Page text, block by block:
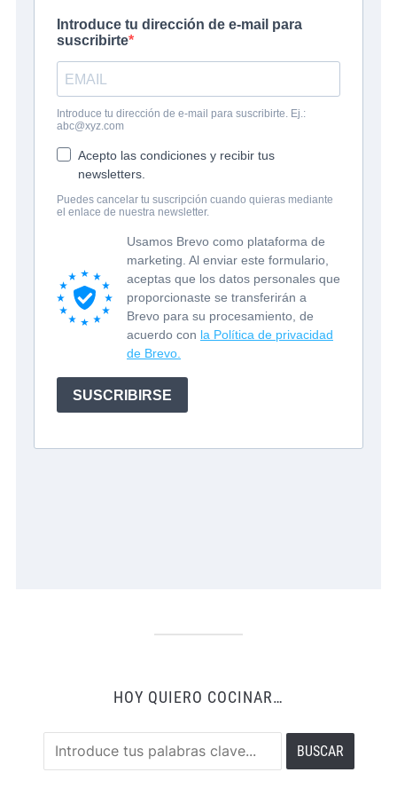
HOY QUIERO COCINAR…